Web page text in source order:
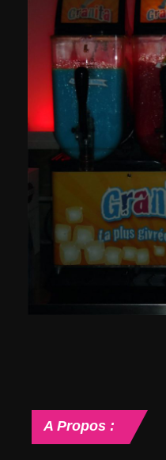
A Propos :